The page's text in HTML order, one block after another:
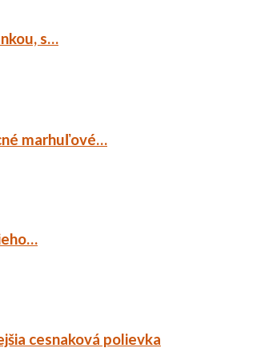
s…
marhuľové…
cesnaková polievka